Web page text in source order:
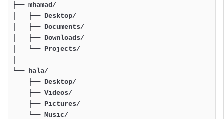
├── mhamad/
│   ├── Desktop/
│   ├── Documents/
│   ├── Downloads/
│   └── Projects/
└── hala/
    ├── Desktop/
    ├── Videos/
    ├── Pictures/
    └── Music/